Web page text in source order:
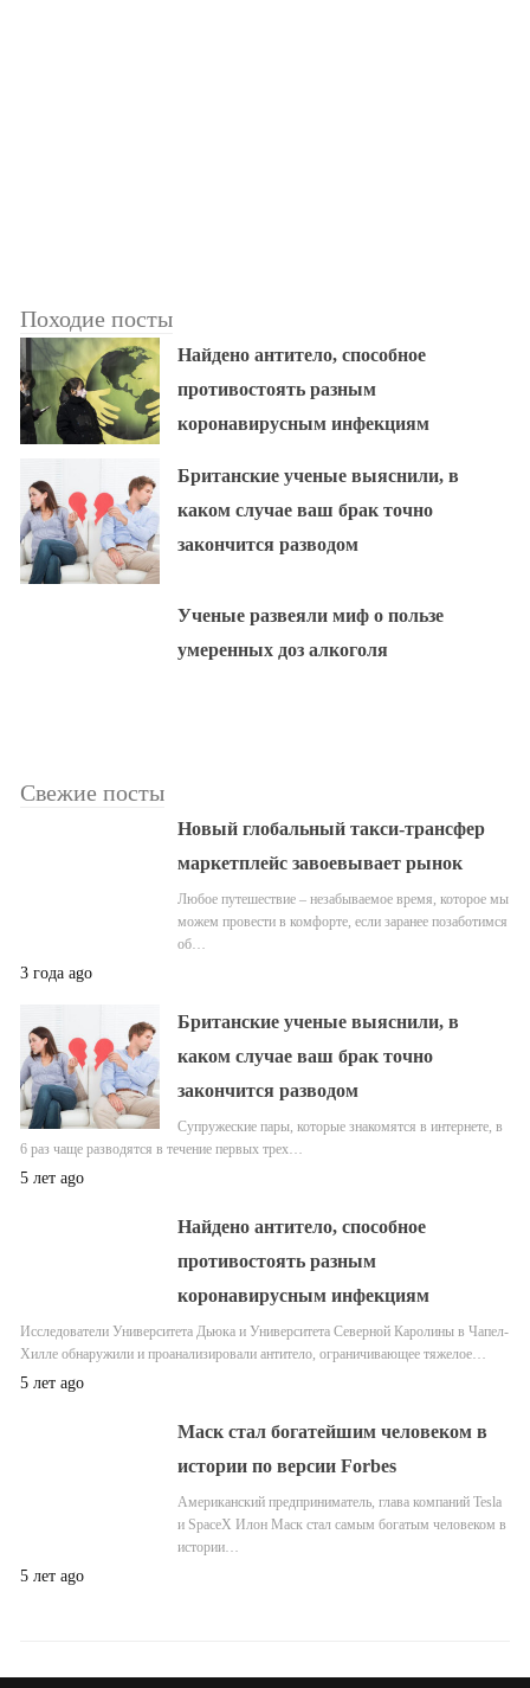
Походие посты
Найдено антитело, способное
противостоять разным
коронавирусным инфекциям
Британские ученые выяснили, в
каком случае ваш брак точно
закончится разводом
Ученые развеяли миф о пользе
умеренных доз алкоголя
Свежие посты
Новый глобальный такси-трансфер
маркетплейс завоевывает рынок
Любое путешествие – незабываемое время, которое мы
можем провести в комфорте, если заранее позаботимся
об…
3 года ago
Британские ученые выяснили, в
каком случае ваш брак точно
закончится разводом
Супружеские пары, которые знакомятся в интернете, в
6 раз чаще разводятся в течение первых трех…
5 лет ago
Найдено антитело, способное
противостоять разным
коронавирусным инфекциям
Исследователи Университета Дьюка и Университета Северной Каролины в Чапел-
Хилле обнаружили и проанализировали антитело, ограничивающее тяжелое…
5 лет ago
Маск стал богатейшим человеком в
истории по версии Forbes
Американский предприниматель, глава компаний Tesla
и SpaceX Илон Маск стал самым богатым человеком в
истории…
5 лет ago